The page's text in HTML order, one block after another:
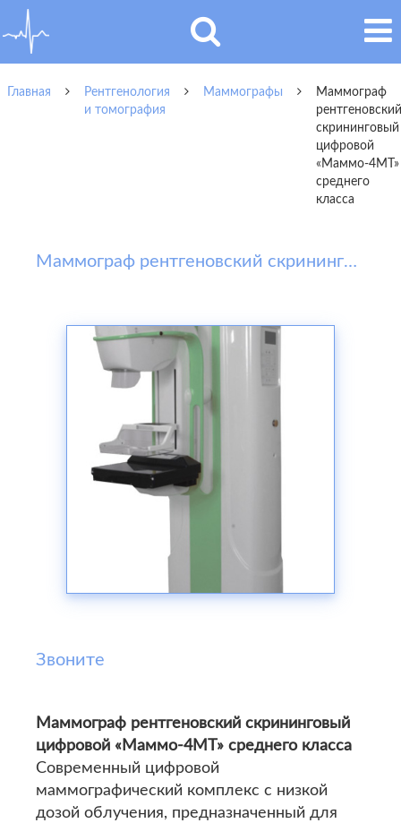
Главная
Рентгенология
и томография
Маммографы
Маммограф
рентгеновский
скрининговый
цифровой
«Маммо-4МТ»
среднего
класса
Маммограф рентгеновский скрининговый цифровой «Маммо-4МТ» среднего класса
Звоните
Маммограф рентгеновский скрининговый
цифровой «Маммо-4МТ» среднего класса
Современный цифровой
маммографический комплекс с низкой
дозой облучения, предназначенный для